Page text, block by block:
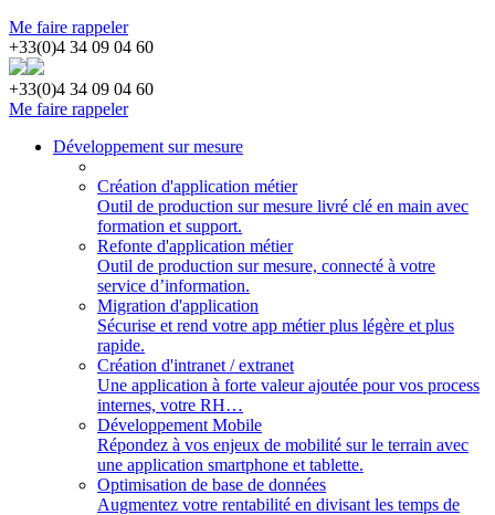
Me faire rappeler
+33(0)4 34 09 04 60
+33(0)4 34 09 04 60
Me faire rappeler
Développement sur mesure
Création d'application métier
Outil de production sur mesure livré clé en main avec
formation et support.
Refonte d'application métier
Outil de production sur mesure, connecté à votre
service d’information.
Migration d'application
Sécurise et rend votre app métier plus légère et plus
rapide.
Création d'intranet / extranet
Une application à forte valeur ajoutée pour vos process
internes, votre RH…
Développement Mobile
Répondez à vos enjeux de mobilité sur le terrain avec
une application smartphone et tablette.
Optimisation de base de données
Augmentez votre rentabilité en divisant les temps de